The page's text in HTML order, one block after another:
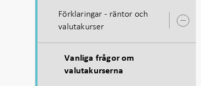
Förklaringar - räntor och
valutakurser
Vanliga frågor om
valutakurserna